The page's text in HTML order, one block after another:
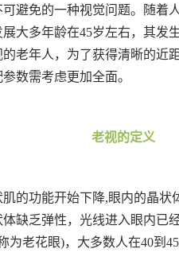
避免的一种视觉问题。随着
大多年龄在45岁左右，其发
老年人，为了获得清晰的近
数需考虑更加全面。
老视的定义
的功能开始下降,眼内的晶
缺乏弹性，光线进入眼内已
为老花眼)，大多数人在40到